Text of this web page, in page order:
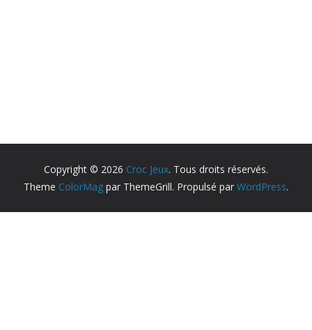
Copyright © 2026 Croc Jeux. Tous droits réservés.
Theme ColorMag par ThemeGrill. Propulsé par WordPress.